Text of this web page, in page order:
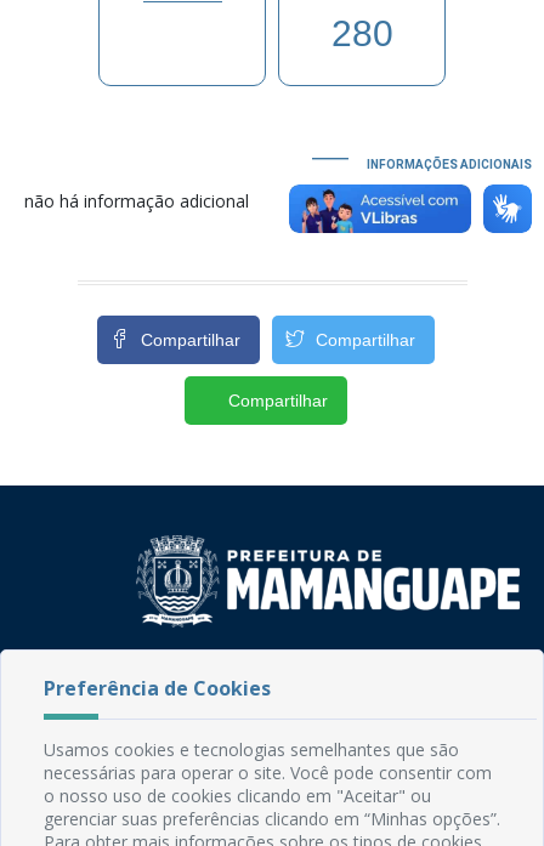
280
INFORMAÇÕES ADICIONAIS
não há informação adicional
Compartilhar Compartilhar
Compartilhar
CEP: 58.280-000 - Mamanguape/PB
Fone: (83) 3292-2246
Email: comunicacao@mamanguape.pb.gov.br
Expediente: Segunda à Sexta, das 08h às 13h
Mapa do Site
Preferência de Cookies
Usamos cookies e tecnologias semelhantes que são
necessárias para operar o site. Você pode consentir com
o nosso uso de cookies clicando em "Aceitar" ou
gerenciar suas preferências clicando em “Minhas opções”.